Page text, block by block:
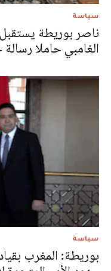
سياسة
ناصر بوريطة
الغامبي حاملا
سياسة
بوريطة: المغرب